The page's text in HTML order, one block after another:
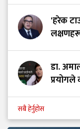
'हरेक
डा.
सबै हेर्नुहोस